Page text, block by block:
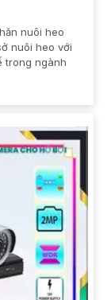
nuôi heo
nuôi heo với
trong ngành